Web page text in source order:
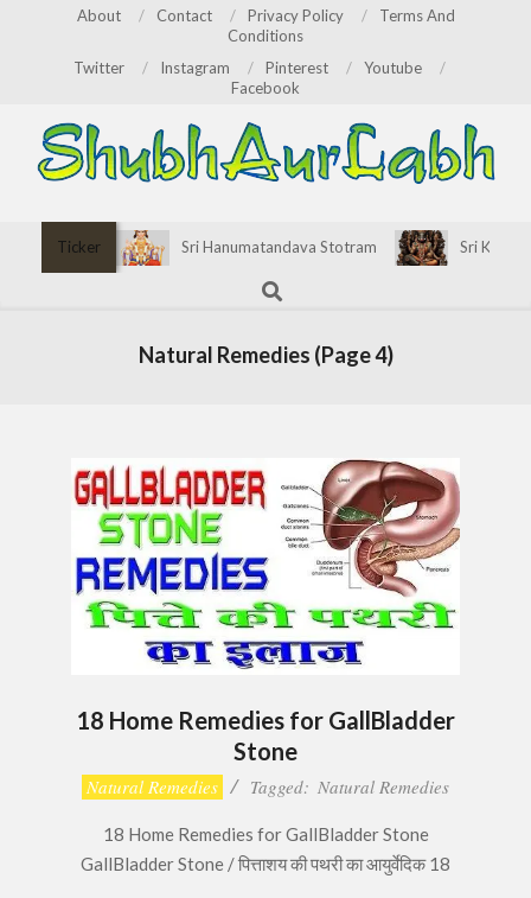
About Contact Privacy Policy
Terms And
Conditions
Twitter
Instagram Pinterest
Youtube
Facebook
Ticker Sri Hanumatandava Stotram
Sri Kirata
Search
Natural Remedies (Page 4)
18 Home Remedies for GallBladder
Stone
2016-
Natural Remedies Tagged: Natural Remedies
18 Home Remedies for GallBladder Stone
GallBladder Stone / पित्ताशय की पथरी का आयुर्वेदिक 18